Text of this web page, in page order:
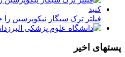
فیلتر ترک سیگار نیکوپرسین را
پستهای اخیر